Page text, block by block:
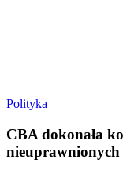
Polityka
CBA dokonała